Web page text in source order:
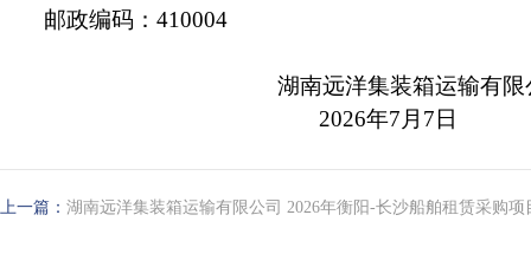
邮政编码：410004
湖南远洋集装箱运输有限
2026年7月7日
上一篇： 湖南远洋集装箱运输有限公司 2026年衡阳-长沙船舶租赁采购